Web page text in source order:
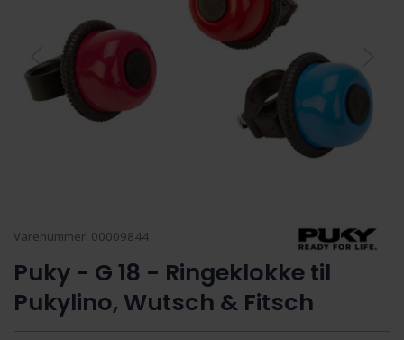
Varenummer: 00009844
Puky - G 18 - Ringeklokke til
Pukylino, Wutsch & Fitsch